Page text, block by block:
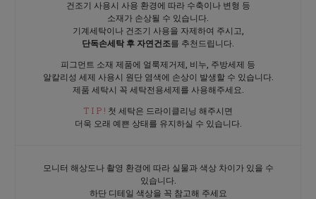
건조기 사용시 사용 환경에 따라 수축이나 변형 등
소재가 손상될 수 있습니다.
기계세탁이나 건조기 사용을 자제하여 주시고,
단독손세탁 후 자연건조를 추천드립니다.
피그먼트 소재 제품에 얼룩제거제, 비누, 주방세제 등
알칼리성 세제 사용시 원단 염색에 손상이 발생할 수 있습니다.
제품 세탁시 꼭 세탁전용세제를 사용해주세요.
T I P ! 첫 세탁은 드라이클리닝 해주시면
더욱 오래 예쁜 상태를 유지하실 수 있습니다.
모니터 해상도나 촬영 환경에 따라 실물과 색상 차이가 있을 수
있습니다.
하단 디테일 색상을 꼭 참고해 주세요